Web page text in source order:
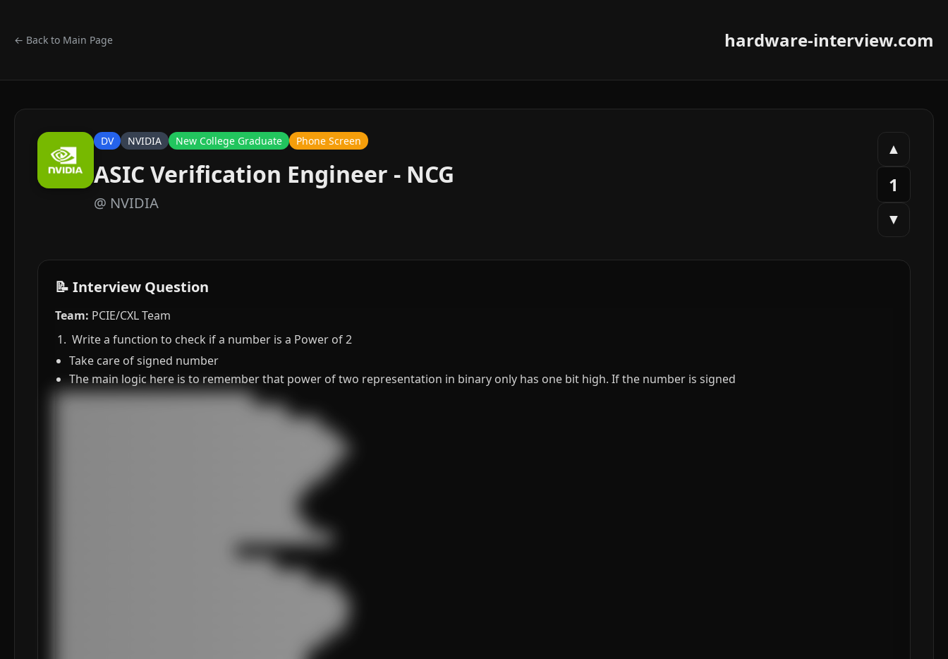
← Back to Main Page hardware-interview.com
DV NVIDIA New College Graduate Phone Screen
ASIC Verification Engineer - NCG
@ NVIDIA
▲
1
▼
📝 Interview Question
Team: PCIE/CXL Team
⁠ Write a function to check if a number is a Power of 2
Take care of signed number
The main logic here is to remember that power of two representation in binary only has one bit high. If the number is signed
███████████████████████████████████
█████████████████████████████████████████
███████████████████████████████████████████████
██████████████████████████████████████████████████
██████████████████████████████████████████████████
████████████████████████████████████████████████
█████████████████████████████████████████████
█████████████████████████████████████████████
█████████████████████████████████████████████████
███████████████████████████████████████
█████████████████████████████████████████████
██████████████████████████████████████████████████
███████████████████████████████████████████████████
████████████████████████████████████████████████